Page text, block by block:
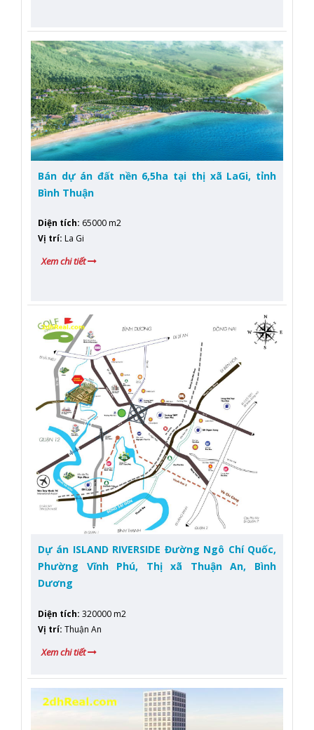
Bán dự án đất nền 6,5ha tại thị xã LaGi, tỉnh
Bình Thuận
Diện tích: 65000 m2
Vị trí: La Gi
Xem chi tiết
Dự án ISLAND RIVERSIDE Đường Ngô Chí Quốc,
Phường Vĩnh Phú, Thị xã Thuận An, Bình
Dương
Diện tích: 320000 m2
Vị trí: Thuận An
Xem chi tiết